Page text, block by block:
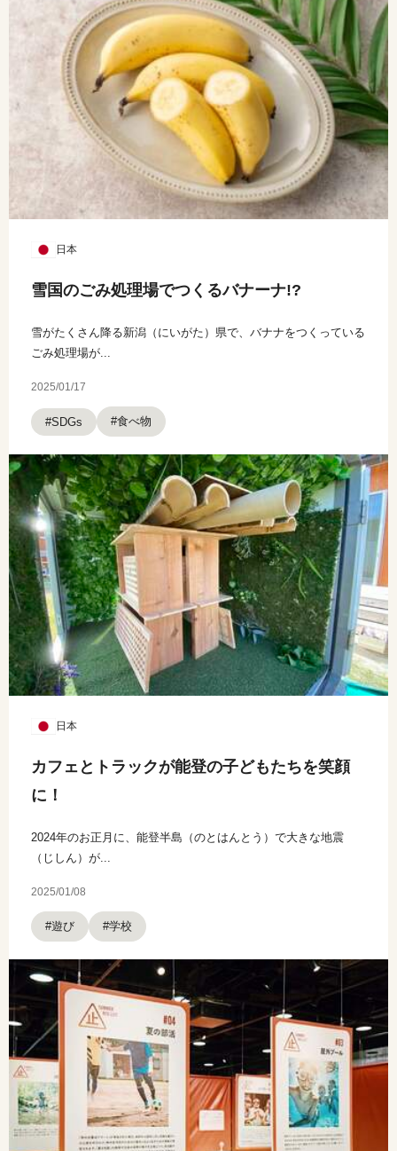
日本
雪国のごみ処理場でつくるバナーナ!?
雪がたくさん降る新潟（にいがた）県で、バナナをつくっている
ごみ処理場が...
2025/01/17
#SDGs #食べ物
日本
カフェとトラックが能登の子どもたちを笑顔
に！
2024年のお正月に、能登半島（のとはんとう）で大きな地震
（じしん）が...
2025/01/08
#遊び #学校